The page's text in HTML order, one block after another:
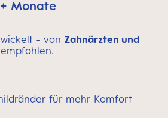
Monate
- von Zahnärzten und
empfohlen.
für mehr Komfort